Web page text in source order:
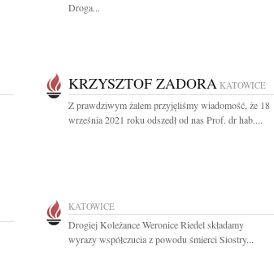
Droga...
KRZYSZTOF ZADORA KATOWICE
Z prawdziwym żalem przyjęliśmy wiadomość, że 18
września 2021 roku odszedł od nas Prof. dr hab....
KATOWICE
Drogiej Koleżance Weronice Riedel składamy
wyrazy współczucia z powodu śmierci Siostry...